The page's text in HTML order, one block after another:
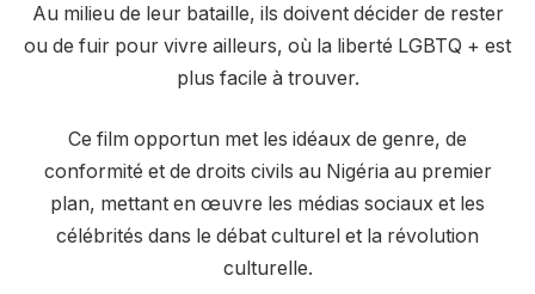
Au milieu de leur bataille, ils doivent décider de rester
ou de fuir pour vivre ailleurs, où la liberté LGBTQ + est
plus facile à trouver.
Ce film opportun met les idéaux de genre, de
conformité et de droits civils au Nigéria au premier
plan, mettant en œuvre les médias sociaux et les
célébrités dans le débat culturel et la révolution
culturelle.